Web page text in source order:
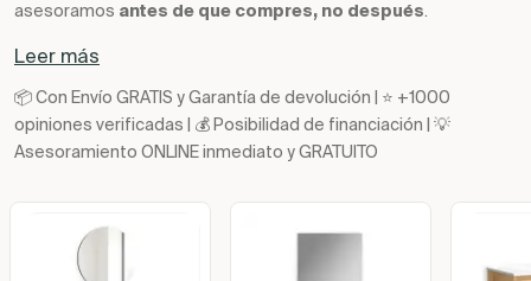
asesoramos antes de que compres, no después.
Leer más
📦 Con Envío GRATIS y Garantía de devolución | ⭐ +1000
opiniones verificadas | 💰 Posibilidad de financiación | 💡
Asesoramiento ONLINE inmediato y GRATUITO